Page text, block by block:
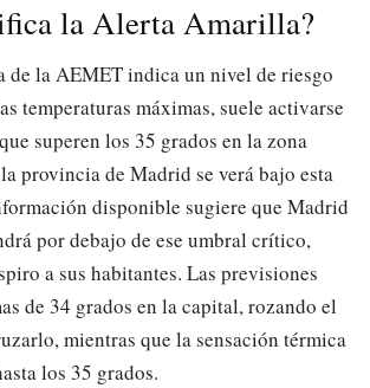
la Alerta Amarilla?
de la AEMET indica un nivel de riesgo
temperaturas máximas, suele activarse
superen los 35 grados en la zona
provincia de Madrid se verá bajo esta
disponible sugiere que Madrid
por debajo de ese umbral crítico,
a sus habitantes. Las previsiones
de 34 grados en la capital, rozando el
mientras que la sensación térmica
los 35 grados.